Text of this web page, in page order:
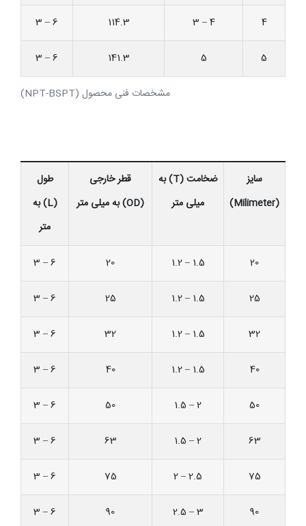
مشخصات فنی محصول (NPT-BSPT)
4
3 – 4
114.3
3 – 6
5
5
141.3
3 – 6
سایز
(Milimeter)
ضخامت (T) به
میلی متر
قطر خارجی
(OD) به میلی متر
طول
(L) به
متر
20
1.2 – 1.5
20
3 – 6
25
1.2 – 1.5
25
3 – 6
32
1.2 – 1.5
32
3 – 6
40
1.2 – 1.5
40
3 – 6
50
1.5 – 2
50
3 – 6
63
1.5 – 2
63
3 – 6
75
2 – 2.5
75
3 – 6
90
2.5 – 3
90
3 – 6